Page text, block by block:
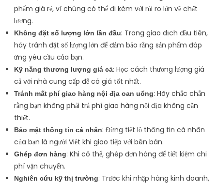
phẩm giá rẻ, vì chúng có thể đi kèm với rủi ro lớn về chất
lượng.
Không đặt số lượng lớn lần đầu: Trong giao dịch đầu tiên,
hãy tránh đặt số lượng lớn để đảm bảo rằng sản phẩm đáp
ứng yêu cầu của bạn.
Kỹ năng thương lượng giá cả: Học cách thương lượng giá
cả với nhà cung cấp để có giá tốt nhất.
Tránh mất phí giao hàng nội địa oan uổng: Hãy chắc chắn
rằng bạn không phải trả phí giao hàng nội địa không cần
thiết.
Bảo mật thông tin cá nhân: Đừng tiết lộ thông tin cá nhân
của bạn là người Việt khi giao tiếp với bên bán.
Ghép đơn hàng: Khi có thể, ghép đơn hàng để tiết kiệm chi
phí vận chuyển.
Nghiên cứu kỹ thị trường: Trước khi nhập hàng kinh doanh,